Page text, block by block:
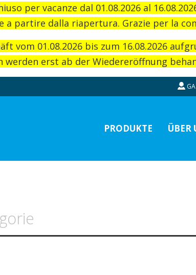
per vacanze dal 01.08.2026 al
a partire dalla riapertura. Grazie per la
vom 01.08.2026 bis zum 16.08.2026
werden erst ab der Wiedereröffnung
PRODUKTE ÜBER